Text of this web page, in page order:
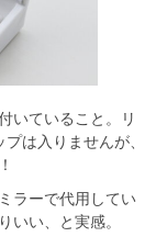
いていること。リ
は入りませんが、
ラーで代用してい
いい、と実感。